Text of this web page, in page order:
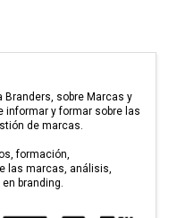
Branders, sobre Marcas y
informar y formar sobre las
de marcas.
formación,
las marcas, análisis,
branding.